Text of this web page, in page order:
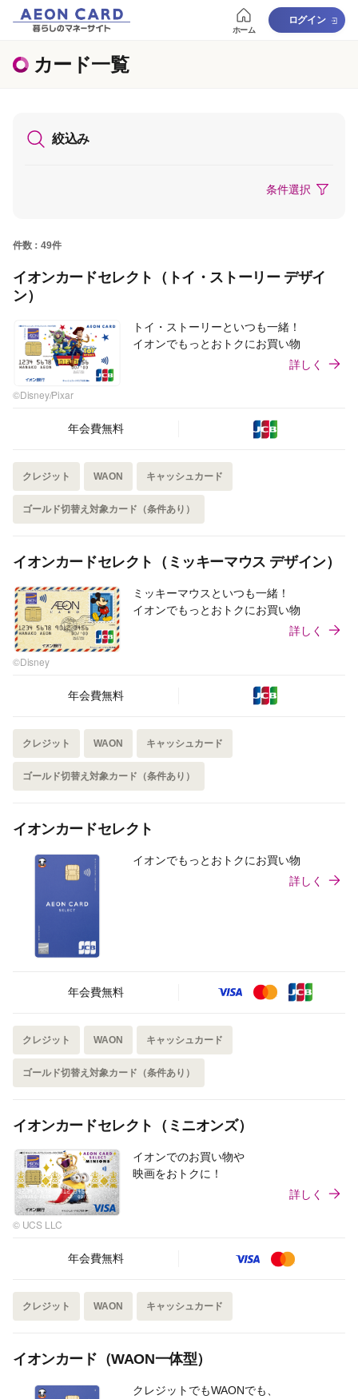
ホーム
ログイン
カード一覧
絞込み
条件選択
件数：49件
イオンカードセレクト（トイ・ストーリー デザイ
ン）
©Disney/Pixar
トイ・ストーリーといつも一緒！
イオンでもっとおトクにお買い物
詳しく
年会費無料
クレジット WAON キャッシュカード
ゴールド切替え対象カード（条件あり）
イオンカードセレクト（ミッキーマウス デザイン）
©Disney
ミッキーマウスといつも一緒！
イオンでもっとおトクにお買い物
詳しく
年会費無料
クレジット WAON キャッシュカード
ゴールド切替え対象カード（条件あり）
イオンカードセレクト
イオンでもっとおトクにお買い物
詳しく
年会費無料
クレジット WAON キャッシュカード
ゴールド切替え対象カード（条件あり）
イオンカードセレクト（ミニオンズ）
© UCS LLC
イオンでのお買い物や
映画をおトクに！
詳しく
年会費無料
クレジット WAON キャッシュカード
イオンカード（WAON一体型）
クレジットでもWAONでも、